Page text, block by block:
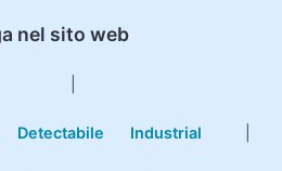
nel sito web
Detectabile Industrial